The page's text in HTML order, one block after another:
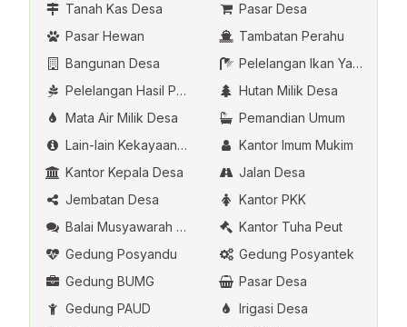
Tanah Kas Desa
Pasar Desa
Pasar Hewan
Tambatan Perahu
Bangunan Desa
Pelelangan Ikan Yang Dikelola Oleh Desa
Pelelangan Hasil Pertanian
Hutan Milik Desa
Mata Air Milik Desa
Pemandian Umum
Lain-lain Kekayaan Asli Desa
Kantor Imum Mukim
Kantor Kepala Desa
Jalan Desa
Jembatan Desa
Kantor PKK
Balai Musyawarah Desa
Kantor Tuha Peut
Gedung Posyandu
Gedung Posyantek
Gedung BUMG
Pasar Desa
Gedung PAUD
Irigasi Desa